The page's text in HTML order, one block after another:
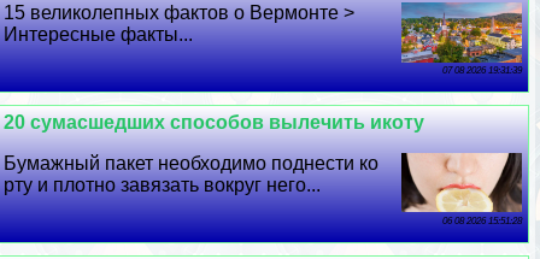
15 великолепных фактов о Вермонте >
Интересные факты...
07 08 2026 19:31:39
20 cyмacшедших способов вылечить икоту
Бумажный пакет необходимо поднести ко
рту и плотно завязать вокруг него...
06 08 2026 15:51:28